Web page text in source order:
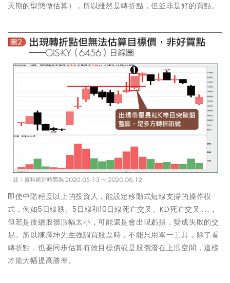
天期的型態做估算），所以雖然是轉折點，但並非是好的買點。
即使中階程度以上的投資人，能設定移動式短線支撐的操作模
式，例如5日線跌、5日線和10日線死亡交叉、KD死亡交叉……，
但若是後續股價漲幅太小，可能還是會出現虧損，變成失敗的交
易。所以陳澤坤先生強調買股票時，不能只用單一工具，除了看
轉折點，也要同步估算有效目標價或是股價潛在上漲空間，這樣
才能大幅提高勝率。